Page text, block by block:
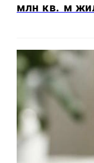
млн кв. м